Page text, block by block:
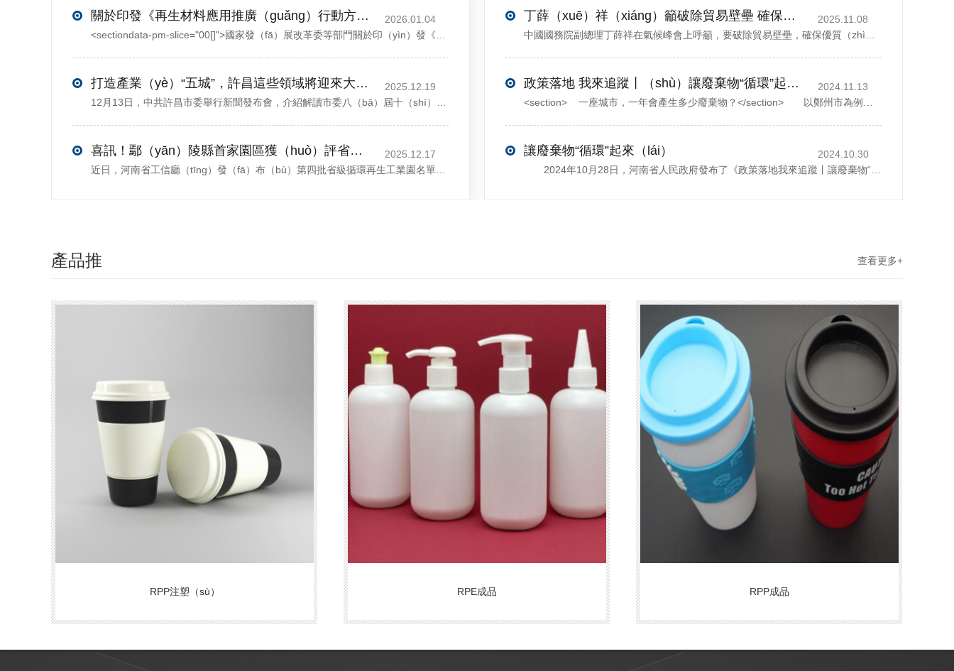
關於印發《再生材料應用推廣（guǎng）行動方案》的通知(發改環資（zī）〔2025〕1681號)
2026.01.04
打造產業（yè）“五城”，許昌這些領域將迎來大（dà）發展！
2025.12.19
喜訊！鄢（yān）陵縣首家園區獲（huò）評省級循環再生工業園
2025.12.17
丁薛（xuē）祥（xiáng）籲破除貿易壁壘 確保優質綠色產品（pǐn）自（zì）由（yóu）流通
2025.11.08
政策落地 我來追蹤丨（shù）讓廢棄物“循環”起來（lái）
2024.11.13
讓廢棄物“循環”起來（lái）
2024.10.30
產品推
（tuī）薦
查看更多+
RPP注塑（sù） RPE成品 RPP成品